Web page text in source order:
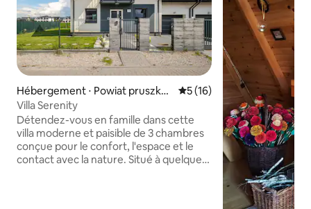
Hébergement ⋅ Powiat pruszko
wski
Évaluation moyenne sur la
5 (16)
Villa Serenity
Détendez-vous en famille dans cette
villa moderne et paisible de 3 chambres
conçue pour le confort, l'espace et le
contact avec la nature. Situé à quelques